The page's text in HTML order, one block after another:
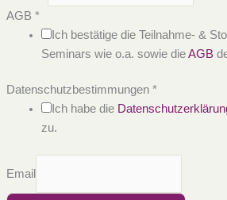
AGB *
Ich bestätige die Teilnahme- &
Seminars wie o.a. sowie dieAGB
Datenschutzbestimmungen *
Ich habe die
zu.
Email